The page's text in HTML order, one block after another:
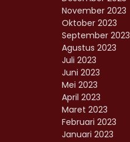
November 2023
Oktober 2023
September 2023
Agustus 2023
Juli 2023
Juni 2023
Mei 2023
April 2023
Maret 2023
Februari 2023
Januari 2023